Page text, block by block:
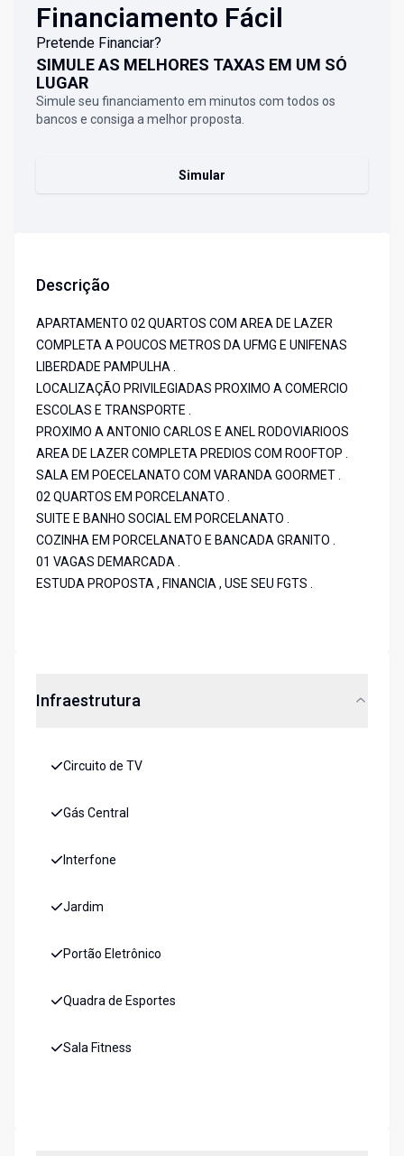
Financiamento Fácil
Pretende Financiar?
SIMULE AS MELHORES TAXAS EM UM SÓ
LUGAR
Simule seu financiamento em minutos com todos os
bancos e consiga a melhor proposta.
Simular
Descrição
APARTAMENTO 02 QUARTOS COM AREA DE LAZER
COMPLETA A POUCOS METROS DA UFMG E UNIFENAS
LIBERDADE PAMPULHA .
LOCALIZAÇÃO PRIVILEGIADAS PROXIMO A COMERCIO
ESCOLAS E TRANSPORTE .
PROXIMO A ANTONIO CARLOS E ANEL RODOVIARIOOS
AREA DE LAZER COMPLETA PREDIOS COM ROOFTOP .
SALA EM POECELANATO COM VARANDA GOORMET .
02 QUARTOS EM PORCELANATO .
SUITE E BANHO SOCIAL EM PORCELANATO .
COZINHA EM PORCELANATO E BANCADA GRANITO .
01 VAGAS DEMARCADA .
ESTUDA PROPOSTA , FINANCIA , USE SEU FGTS .
Infraestrutura
Circuito de TV
Gás Central
Interfone
Jardim
Portão Eletrônico
Quadra de Esportes
Sala Fitness